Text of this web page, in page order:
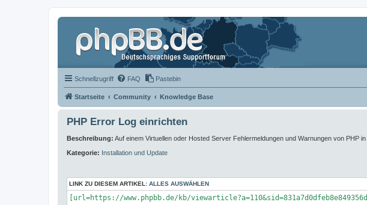
Schnellzugriff FAQ Pastebin
Startseite Community Knowledge Base
PHP Error Log einrichten
Beschreibung: Auf einem Virtuellen oder Hosted Server Fehlermeldungen und Warnungen von PHP
Kategorie: Installation und Update
LINK ZU DIESEM ARTIKEL: ALLES AUSWÄHLEN
[url=https://www.phpbb.de/kb/